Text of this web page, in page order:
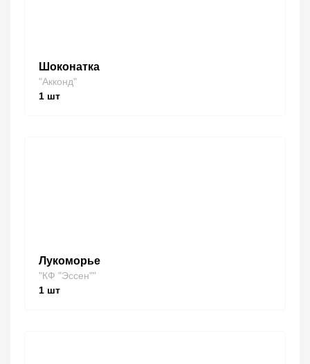
Шоконатка
"Акконд"
1 шт
Лукоморье
"КФ "Эссен""
1 шт